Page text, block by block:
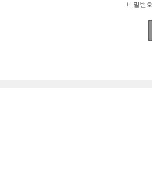
비밀번